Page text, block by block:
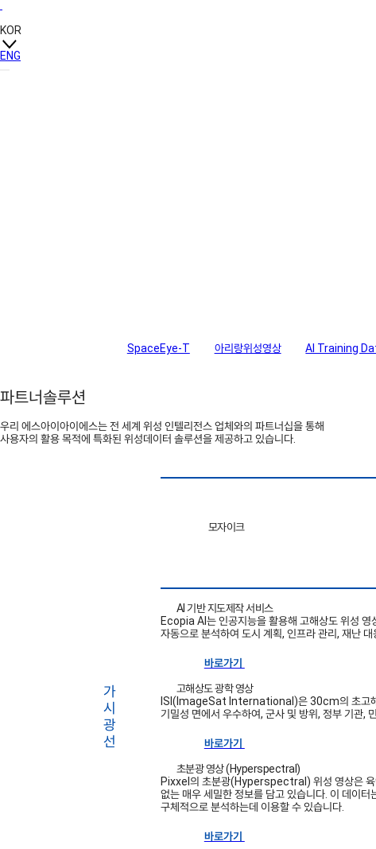
KOR
ENG
SpaceEye-T 아리랑위성영상 AI Training
파트너솔루션
우리 에스아이아이에스는 전 세계 위성 인텔리전스 업체와의 파트너십을 통해
사용자의 활용 목적에 특화된 위성데이터 솔루션을 제공하고 있습니다.
모자이크
AI 기반 지도제작 서비스
Ecopia AI는 인공지능을 활용해 고해상도 위성 영
자동으로 분석하여 도시 계획, 인프라 관리, 재난
바로가기
고해상도 광학 영상
ISI(ImageSat International)은 30cm의 초고해
기밀성 면에서 우수하여, 군사 및 방위, 정부 기관,
바로가기
초분광 영상 (Hyperspectral)
Pixxel의 초분광(Hyperspectral) 위성 영상은
없는 매우 세밀한 정보를 담고 있습니다. 이 데이
구체적으로 분석하는데 이용할 수 있습니다.
바로가기